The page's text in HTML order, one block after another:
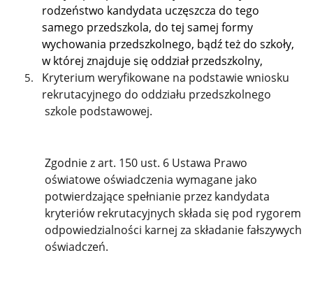
rodzeństwo kandydata uczęszcza do tego
samego przedszkola, do tej samej formy
wychowania przedszkolnego, bądź też do szkoły,
w której znajduje się oddział przedszkolny,
Kryterium weryfikowane na podstawie wniosku
rekrutacyjnego do oddziału przedszkolnego
szkole podstawowej.
Zgodnie z art. 150 ust. 6 Ustawa Prawo
oświatowe oświadczenia wymagane jako
potwierdzające spełnianie przez kandydata
kryteriów rekrutacyjnych składa się pod rygorem
odpowiedzialności karnej za składanie fałszywych
oświadczeń.